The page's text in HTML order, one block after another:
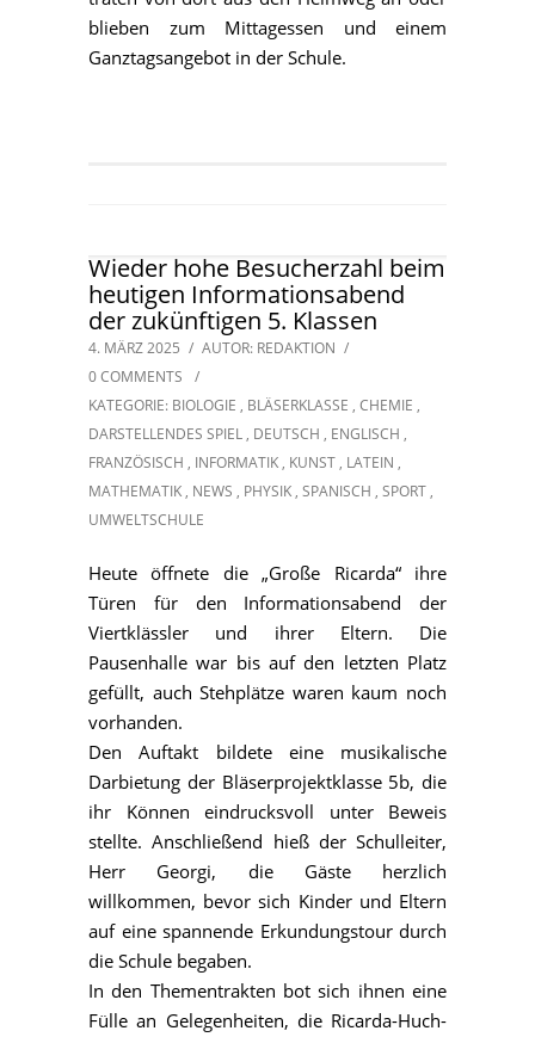
blieben zum Mittagessen und einem
Ganztagsangebot in der Schule.
Wieder hohe Besucherzahl beim
heutigen Informationsabend
der zukünftigen 5. Klassen
4. MÄRZ 2025 / AUTOR: REDAKTION /
0 COMMENTS
/
KATEGORIE: BIOLOGIE , BLÄSERKLASSE , CHEMIE ,
DARSTELLENDES SPIEL , DEUTSCH , ENGLISCH ,
FRANZÖSISCH , INFORMATIK , KUNST , LATEIN ,
MATHEMATIK , NEWS , PHYSIK , SPANISCH , SPORT ,
UMWELTSCHULE
Heute öffnete die „Große Ricarda“ ihre
Türen für den Informationsabend der
Viertklässler und ihrer Eltern. Die
Pausenhalle war bis auf den letzten Platz
gefüllt, auch Stehplätze waren kaum noch
vorhanden.
Den Auftakt bildete eine musikalische
Darbietung der Bläserprojektklasse 5b, die
ihr Können eindrucksvoll unter Beweis
stellte. Anschließend hieß der Schulleiter,
Herr Georgi, die Gäste herzlich
willkommen, bevor sich Kinder und Eltern
auf eine spannende Erkundungstour durch
die Schule begaben.
In den Thementrakten bot sich ihnen eine
Fülle an Gelegenheiten, die Ricarda-Huch-